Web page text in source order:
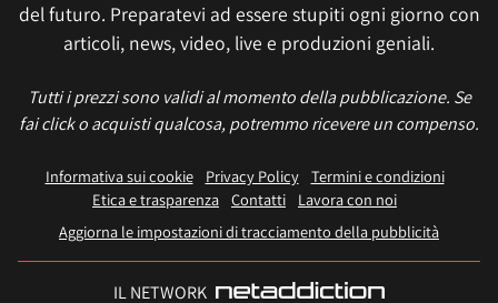
del futuro. Preparatevi ad essere stupiti ogni giorno con
articoli, news, video, live e produzioni geniali.
Tutti i prezzi sono validi al momento della pubblicazione. Se
fai click o acquisti qualcosa, potremmo ricevere un compenso.
Informativa sui cookie Privacy Policy
Termini e condizioni
Etica e trasparenza Contatti
Lavora con noi
Aggiorna le impostazioni di tracciamento della pubblicità
IL NETWORK